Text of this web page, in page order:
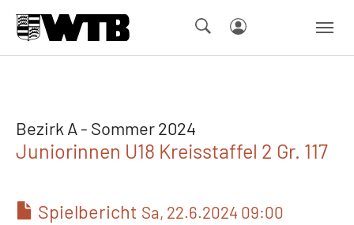
Bezirk A - Sommer 2024
Juniorinnen U18 Kreisstaffel 2 Gr. 117
Spielbericht Sa, 22.6.2024 09:00